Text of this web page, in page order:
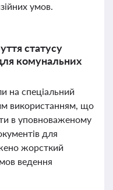
умов.
статусу
комунальних
на спеціальний
використанням, що
в уповноваженому
для
жорсткий
ведення